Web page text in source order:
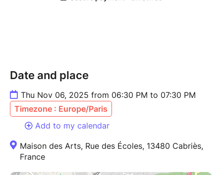
Date and place
Thu Nov 06, 2025 from 06:30 PM to 07:30 PM
Timezone : Europe/Paris
Add to my calendar
Maison des Arts, Rue des Écoles, 13480 Cabriès,
France